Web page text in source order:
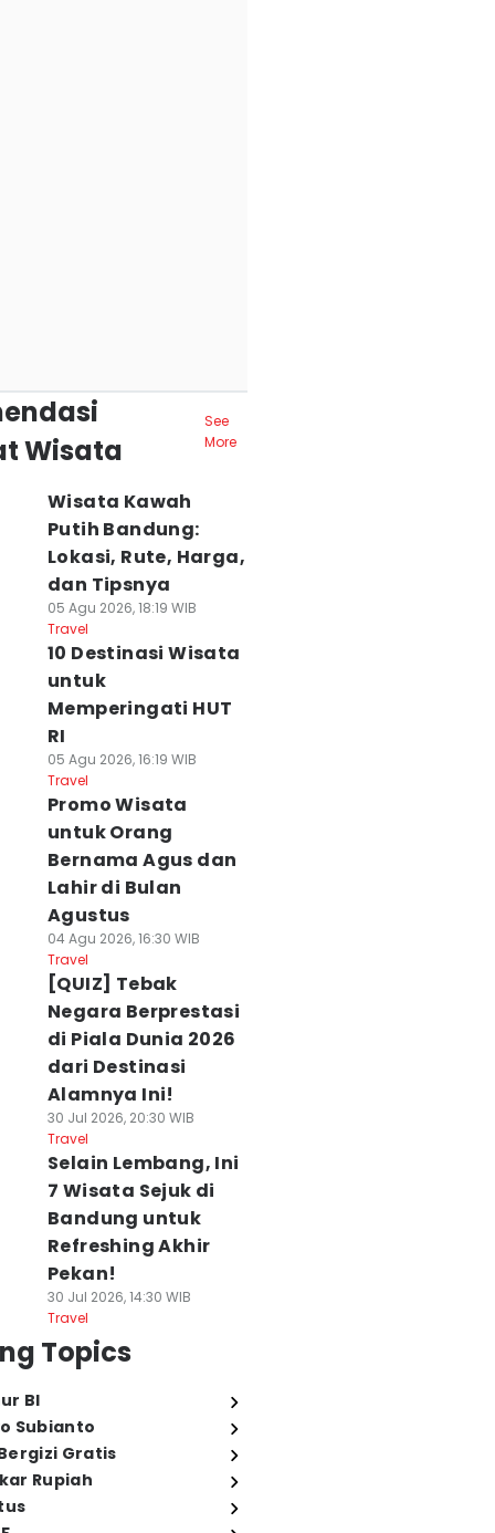
Wisata
See
More
Wisata Kawah
Putih Bandung:
Lokasi, Rute, Harga,
dan Tipsnya
05 Agu 2026, 18:19 WIB
Travel
10 Destinasi Wisata
untuk
Memperingati HUT
RI
05 Agu 2026, 16:19 WIB
Travel
Promo Wisata
untuk Orang
Bernama Agus dan
Lahir di Bulan
Agustus
04 Agu 2026, 16:30 WIB
Travel
[QUIZ] Tebak
Negara Berprestasi
di Piala Dunia 2026
dari Destinasi
Alamnya Ini!
30 Jul 2026, 20:30 WIB
Travel
Selain Lembang, Ini
7 Wisata Sejuk di
Bandung untuk
Refreshing Akhir
Pekan!
30 Jul 2026, 14:30 WIB
Travel
Topics
BI
Subianto
Gratis
Rupiah